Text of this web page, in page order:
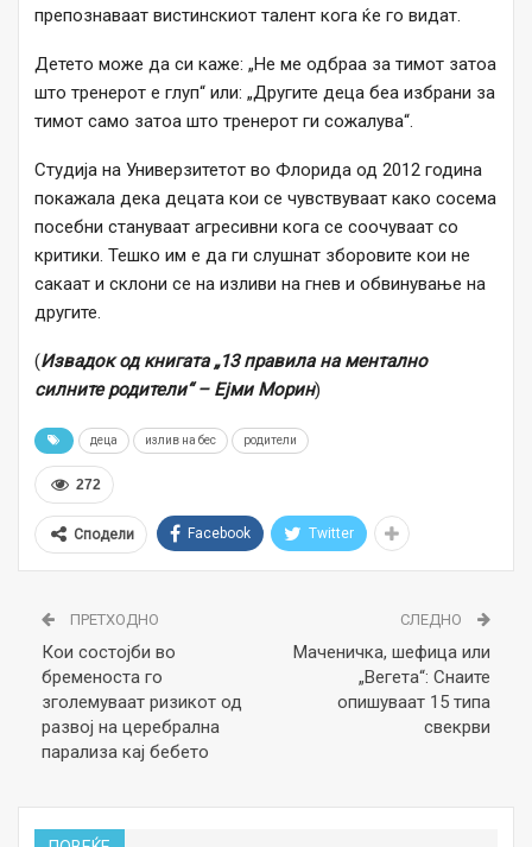
препознаваат вистинскиот талент кога ќе го видат.
Детето може да си каже: „Не ме одбраа за тимот затоа
што тренерот е глуп“ или: „Другите деца беа избрани за
тимот само затоа што тренерот ги сожалува“.
Студија на Универзитетот во Флорида од 2012 година
покажала дека децата кои се чувствуваат како сосема
посебни стануваат агресивни кога се соочуваат со
критики. Тешко им е да ги слушнат зборовите кои не
сакаат и склони се на изливи на гнев и обвинување на
другите.
(Извадок од книгата „13 правила на ментално
силните родители“ – Ејми Морин)
деца излив на бес родители
272
Сподели Facebook Twitter
ПРЕТХОДНО
Кои состојби во
бременоста го
зголемуваат ризикот од
развој на церебрална
парализа кај бебето
СЛЕДНО
Маченичка, шефица или
„Вегета“: Снаите
опишуваат 15 типа
свекрви